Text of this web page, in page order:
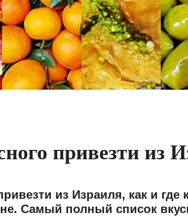
привезти из
из Израиля, как и
Самый полный список